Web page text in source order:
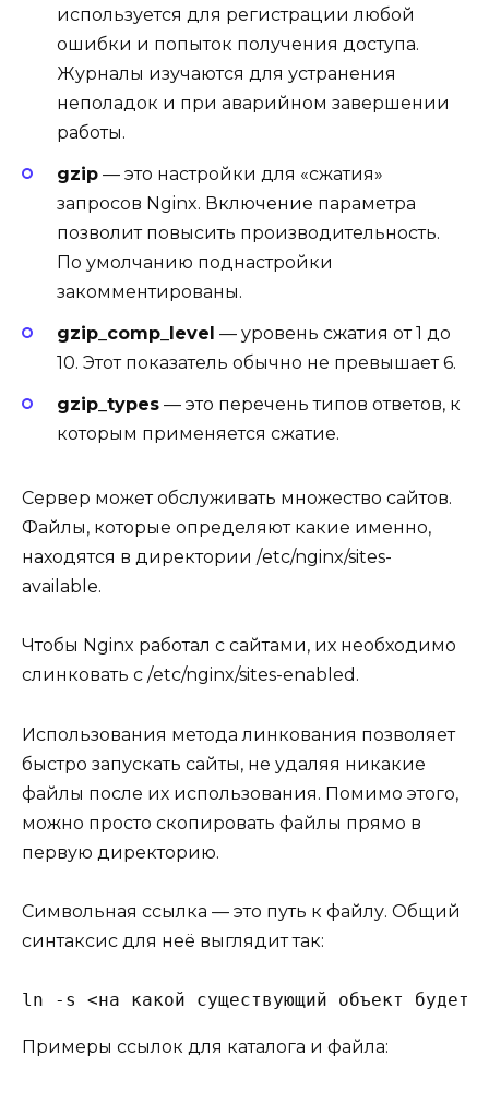
используется для регистрации любой
ошибки и попыток получения доступа.
Журналы изучаются для устранения
неполадок и при аварийном завершении
работы.
gzip — это настройки для «сжатия»
запросов Nginx. Включение параметра
позволит повысить производительность.
По умолчанию поднастройки
закомментированы.
gzip_comp_level — уровень сжатия от 1 до
10. Этот показатель обычно не превышает 6.
gzip_types — это перечень типов ответов, к
которым применяется сжатие.
Сервер может обслуживать множество сайтов.
Файлы, которые определяют какие именно,
находятся в директории /etc/nginx/sites-
available.
Чтобы Nginx работал с сайтами, их необходимо
слинковать с /etc/nginx/sites-enabled.
Использования метода линкования позволяет
быстро запускать сайты, не удаляя никакие
файлы после их использования. Помимо этого,
можно просто скопировать файлы прямо в
первую директорию.
Символьная ссылка — это путь к файлу. Общий
синтаксис для неё выглядит так:
ln -s <на какой существующий объект будет
Примеры ссылок для каталога и файла: